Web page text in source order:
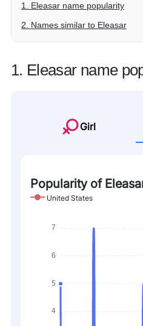
1. Eleasar name popularity
2. Names similar to Eleasar
1. Eleasar name
Girl
Popularity of
United States